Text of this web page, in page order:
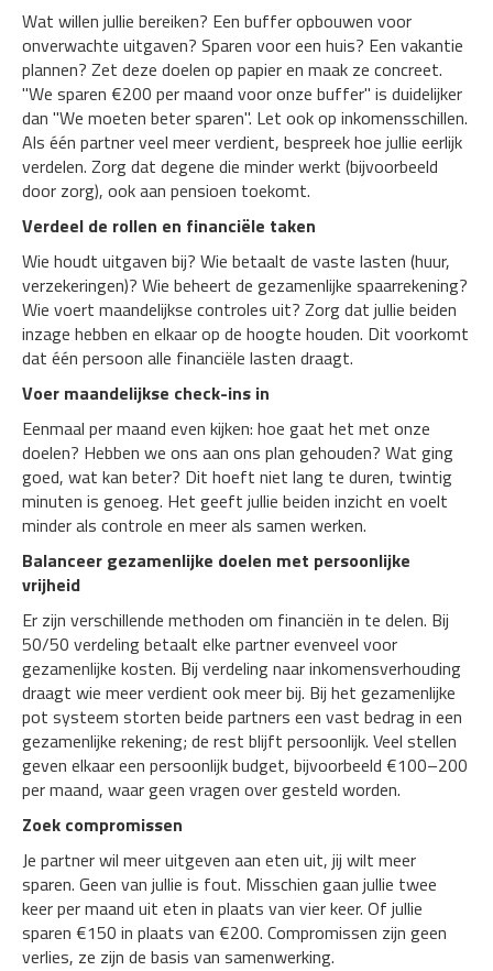
Wat willen jullie bereiken? Een buffer opbouwen voor
onverwachte uitgaven? Sparen voor een huis? Een vakantie
plannen? Zet deze doelen op papier en maak ze concreet.
"We sparen €200 per maand voor onze buffer" is duidelijker
dan "We moeten beter sparen". Let ook op inkomensschillen.
Als één partner veel meer verdient, bespreek hoe jullie eerlijk
verdelen. Zorg dat degene die minder werkt (bijvoorbeeld
door zorg), ook aan pensioen toekomt.
Verdeel de rollen en financiële taken
Wie houdt uitgaven bij? Wie betaalt de vaste lasten (huur,
verzekeringen)? Wie beheert de gezamenlijke spaarrekening?
Wie voert maandelijkse controles uit? Zorg dat jullie beiden
inzage hebben en elkaar op de hoogte houden. Dit voorkomt
dat één persoon alle financiële lasten draagt.
Voer maandelijkse check-ins in
Eenmaal per maand even kijken: hoe gaat het met onze
doelen? Hebben we ons aan ons plan gehouden? Wat ging
goed, wat kan beter? Dit hoeft niet lang te duren, twintig
minuten is genoeg. Het geeft jullie beiden inzicht en voelt
minder als controle en meer als samen werken.
Balanceer gezamenlijke doelen met persoonlijke
vrijheid
Er zijn verschillende methoden om financiën in te delen. Bij
50/50 verdeling betaalt elke partner evenveel voor
gezamenlijke kosten. Bij verdeling naar inkomensverhouding
draagt wie meer verdient ook meer bij. Bij het gezamenlijke
pot systeem storten beide partners een vast bedrag in een
gezamenlijke rekening; de rest blijft persoonlijk. Veel stellen
geven elkaar een persoonlijk budget, bijvoorbeeld €100–200
per maand, waar geen vragen over gesteld worden.
Zoek compromissen
Je partner wil meer uitgeven aan eten uit, jij wilt meer
sparen. Geen van jullie is fout. Misschien gaan jullie twee
keer per maand uit eten in plaats van vier keer. Of jullie
sparen €150 in plaats van €200. Compromissen zijn geen
verlies, ze zijn de basis van samenwerking.